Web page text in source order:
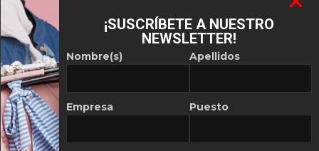
¡SUSCRÍBETE A NUESTRO
NEWSLETTER!
Nombre(s)
Empresa
Apellidos
Puesto